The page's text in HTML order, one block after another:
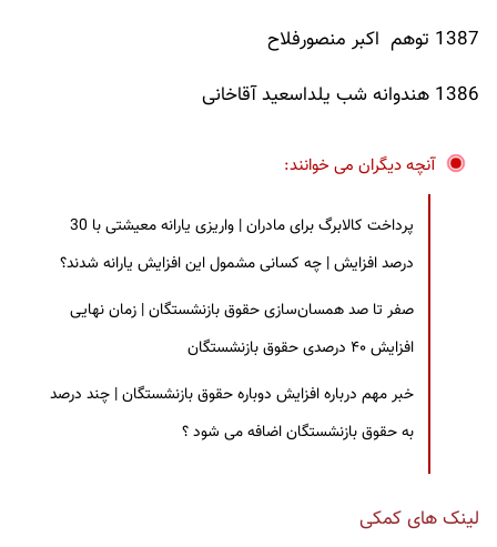
1387 توهم اکبر منصورفلاح
1386 هندوانه شب یلداسعید آقاخانی
آنچه دیگران می خوانند:
پرداخت کالابرگ برای مادران | واریزی یارانه معیشتی با 30
درصد افزایش | چه کسانی مشمول این افزایش یارانه شدند؟
صفر تا صد همسان‌سازی حقوق بازنشستگان | زمان نهایی
افزایش ۴۰ درصدی حقوق بازنشستگان
خبر مهم درباره افزایش دوباره حقوق بازنشستگان | چند درصد
به حقوق بازنشستگان اضافه می شود ؟
لینک های کمکی